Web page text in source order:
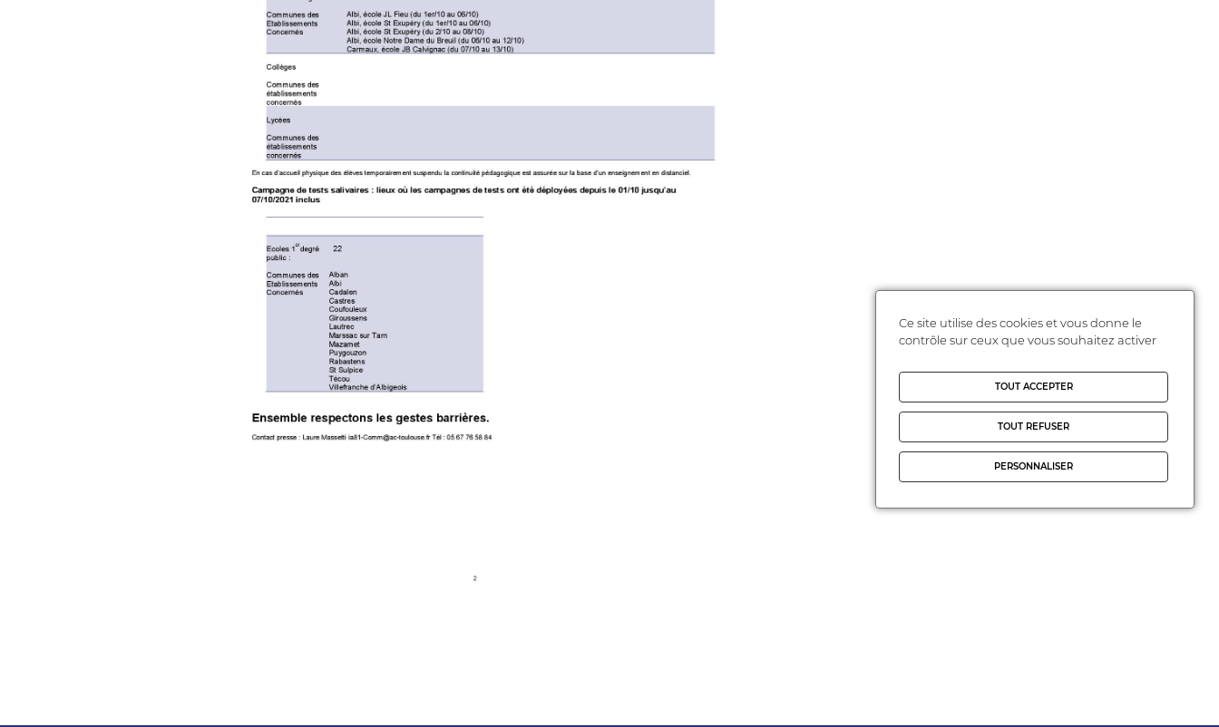
Ce site utilise des cookies et vous donne le
contrôle sur ceux que vous souhaitez activer
TOUT ACCEPTER
TOUT REFUSER
PERSONNALISER